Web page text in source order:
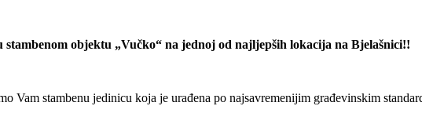
objektu „Vučko“ na jednoj od najljepših lokacija na Bjelašnici!!
Vam stambenu jedinicu koja je urađena po najsavremenijim građevinskim